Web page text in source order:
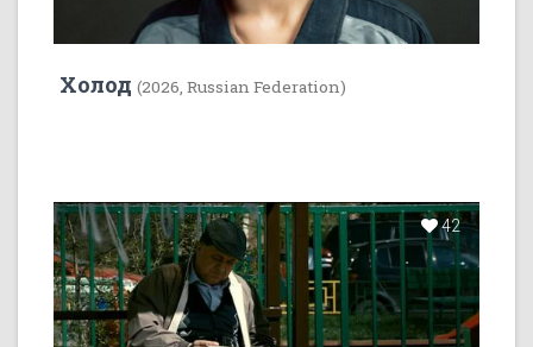
Холод (2026, Russian Federation)
42